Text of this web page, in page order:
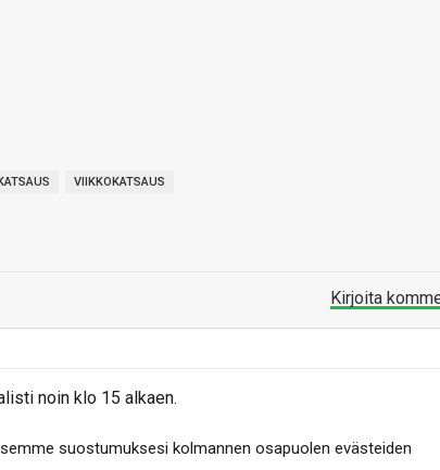
VIIKKOKATSAUS
Kirjoita
noin klo 15 alkaen.
suostumuksesi kolmannen osapuolen evästeiden